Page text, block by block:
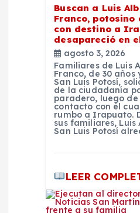
Buscan a Luis
Franco, potosino
con destino a
desapareció en
agosto 3, 2026
Familiares de Luis
Franco, de 30
San Luis Potosí,
de la ciudadanía
paradero, luego
contacto con él
rumbo a Irapuato.
sus familiares, Luis
San Luis Potosí
LEER